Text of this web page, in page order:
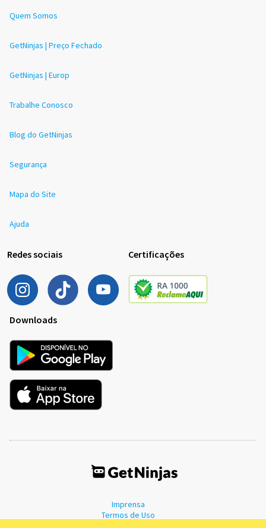
Quem Somos
GetNinjas | Preço Fechado
GetNinjas | Europ
Trabalhe Conosco
Blog do GetNinjas
Segurança
Mapa do Site
Ajuda
Redes sociais Certificações
Downloads
Imprensa
Termos de Uso